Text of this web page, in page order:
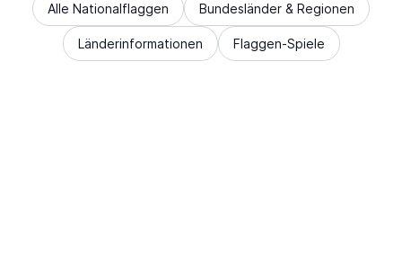
Alle Nationalflaggen Bundesländer & Regionen
Länderinformationen Flaggen-Spiele